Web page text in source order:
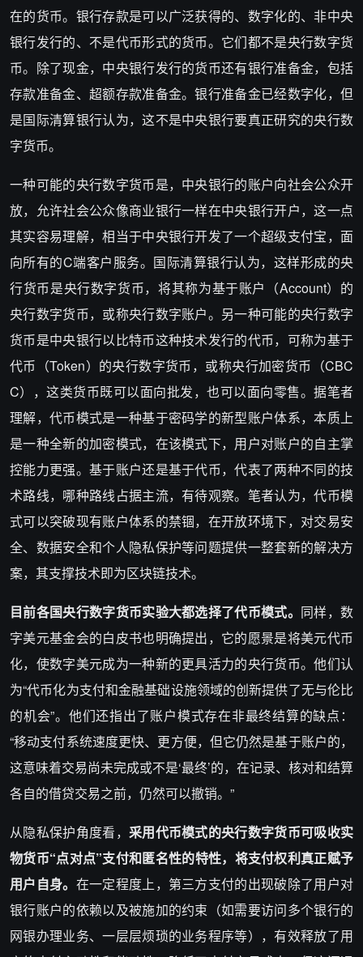
在的货币。银行存款是可以广泛获得的、数字化的、非中央
银行发行的、不是代币形式的货币。它们都不是央行数字货
币。除了现金，中央银行发行的货币还有银行准备金，包括
存款准备金、超额存款准备金。银行准备金已经数字化，但
是国际清算银行认为，这不是中央银行要真正研究的央行数
字货币。
一种可能的央行数字货币是，中央银行的账户向社会公众开
放，允许社会公众像商业银行一样在中央银行开户，这一点
其实容易理解，相当于中央银行开发了一个超级支付宝，面
向所有的C端客户服务。国际清算银行认为，这样形成的央
行货币是央行数字货币，将其称为基于账户（Account）的
央行数字货币，或称央行数字账户。另一种可能的央行数字
货币是中央银行以比特币这种技术发行的代币，可称为基于
代币（Token）的央行数字货币，或称央行加密货币（CBC
C），这类货币既可以面向批发，也可以面向零售。据笔者
理解，代币模式是一种基于密码学的新型账户体系，本质上
是一种全新的加密模式，在该模式下，用户对账户的自主掌
控能力更强。基于账户还是基于代币，代表了两种不同的技
术路线，哪种路线占据主流，有待观察。笔者认为，代币模
式可以突破现有账户体系的禁锢，在开放环境下，对交易安
全、数据安全和个人隐私保护等问题提供一整套新的解决方
案，其支撑技术即为区块链技术。
目前各国央行数字货币实验大都选择了代币模式。 同样，数
字美元基金会的白皮书也明确提出，它的愿景是将美元代币
化，使数字美元成为一种新的更具活力的央行货币。他们认
为“代币化为支付和金融基础设施领域的创新提供了无与伦比
的机会”。他们还指出了账户模式存在非最终结算的缺点：
“移动支付系统速度更快、更方便，但它仍然是基于账户的，
这意味着交易尚未完成或不是‘最终’的，在记录、核对和结算
各自的借贷交易之前，仍然可以撤销。”
从隐私保护角度看， 采用代币模式的央行数字货币可吸收实
物货币“点对点”支付和匿名性的特性，将支付权利真正赋予
用户自身。 在一定程度上，第三方支付的出现破除了用户对
银行账户的依赖以及被施加的约束（如需要访问多个银行的
网银办理业务、一层层烦琐的业务程序等），有效释放了用